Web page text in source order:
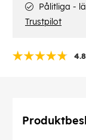
4.8
Pålitliga -
Trustpilot